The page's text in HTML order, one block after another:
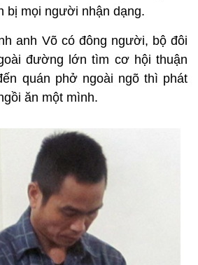
bị mọi người nhận dạng.
anh Võ có đông người, bộ đôi
đường lớn tìm cơ hội thuận
quán phở ngoài ngõ thì phát
ăn một mình.